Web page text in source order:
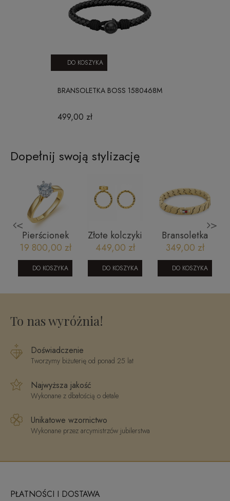
BRANSOLETKA BOSS 1580468M
499,00 zł
DO KOSZYKA
Dopełnij swoją stylizację
<
Pierścionek
zaręczynowy
z diamentem
- Royal 0,70
ct G/SI1
19 800,00 zł
DO KOSZYKA
Złote kolczyki
ramki
diamentowane
585
449,00 zł
DO KOSZYKA
Bransoletka
Tommy
Hilfiger
2790620
349,00 zł
DO KOSZYKA
>
To nas wyróżnia!
Doświadczenie
Tworzymy biżuterię od ponad 25 lat
Najwyższa jakość
Wykonane z dbałością o detale
Unikatowe wzornictwo
Wykonane przez arcymistrzów jubilerstwa
PŁATNOŚCI I DOSTAWA